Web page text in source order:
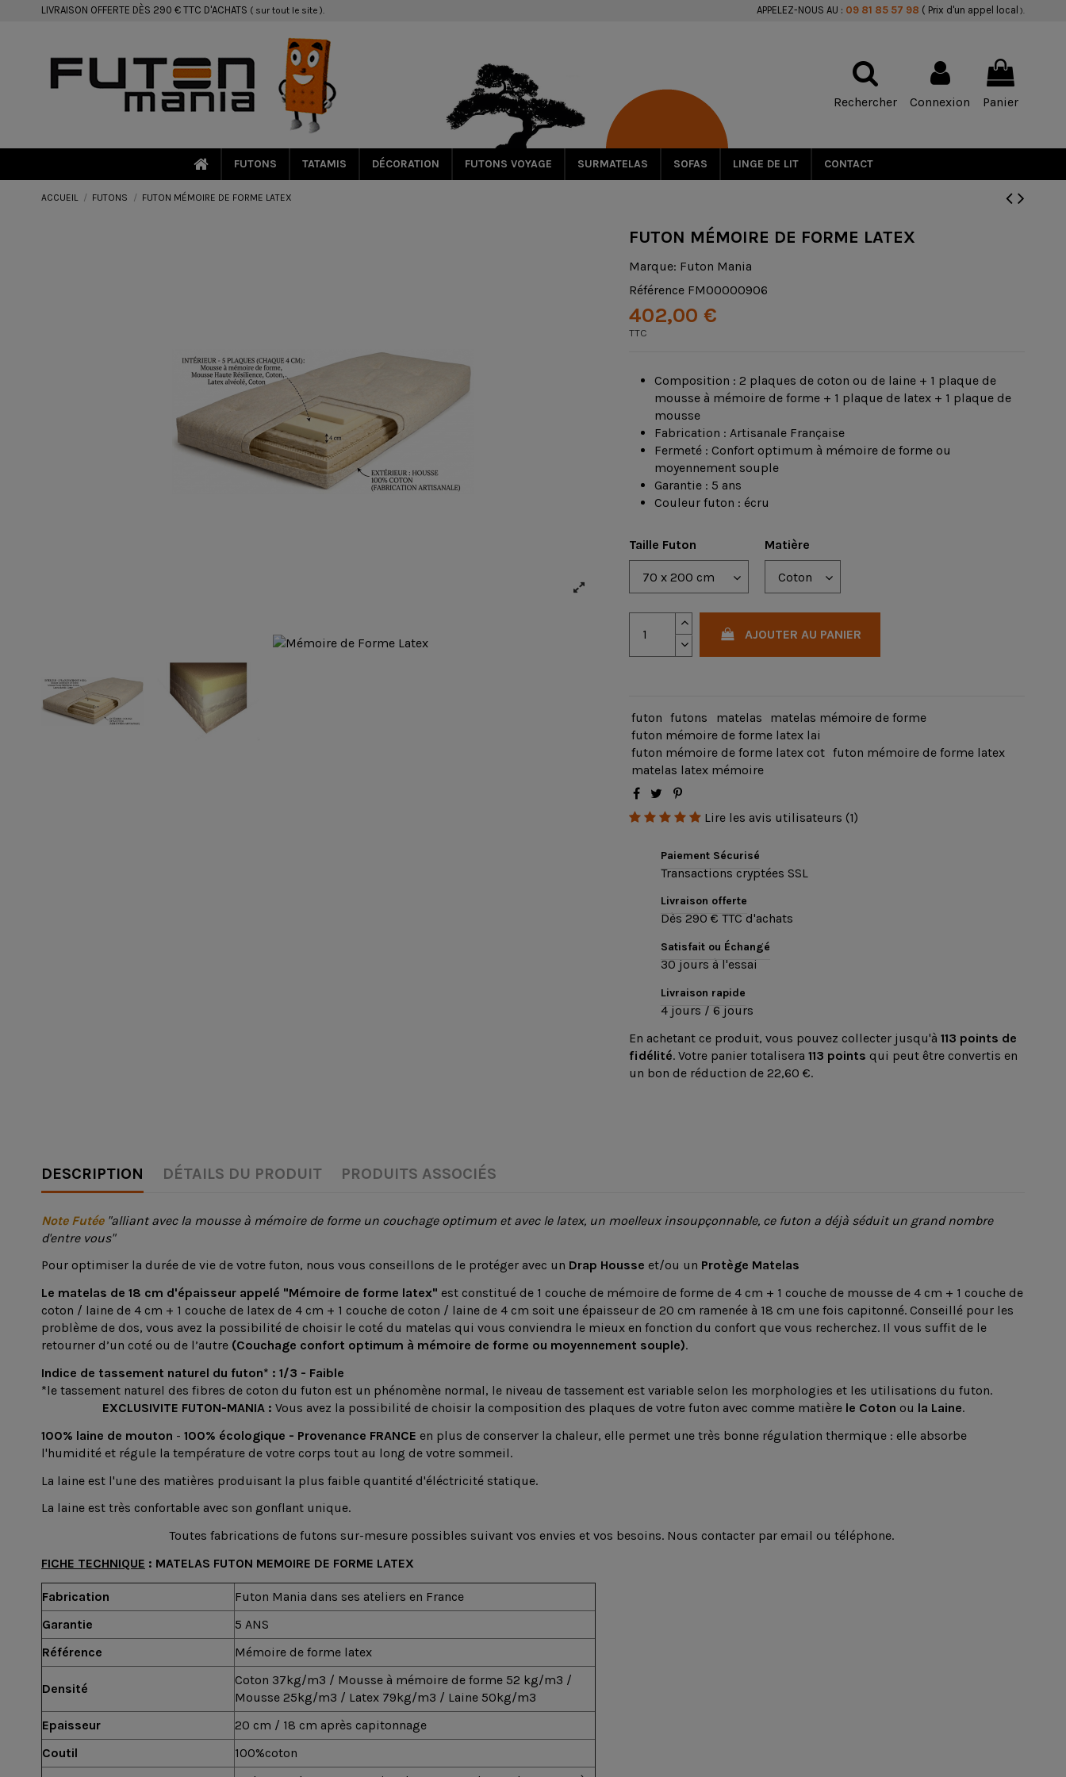
LIVRAISON OFFERTE DÈS 290 € TTC D'ACHATS ( sur tout le site ). APPELEZ-NOUS AU : 09 81 85 57 98 ( Prix d'un appel local ).
Rechercher Connexion Panier
FUTONS TATAMIS DÉCORATION FUTONS VOYAGE SURMATELAS SOFAS LINGE DE LIT CONTACT
ACCUEIL FUTONS FUTON MÉMOIRE DE FORME LATEX
FUTON MÉMOIRE DE FORME LATEX
Marque: Futon Mania
Référence FM00000906
402,00 €
TTC
Composition : 2 plaques de coton ou de laine + 1 plaque de
mousse à mémoire de forme + 1 plaque de latex + 1 plaque de
mousse
Fabrication : Artisanale Française
Fermeté : Confort optimum à mémoire de forme ou
moyennement souple
Garantie : 5 ans
Couleur futon : écru
Taille Futon Matière
AJOUTER AU PANIER
futon futons matelas
matelas mémoire de forme
futon mémoire de forme latex lai
futon mémoire de forme latex cot futon mémoire de forme latex
matelas latex mémoire
Lire les avis utilisateurs (1)
Paiement Sécurisé
Transactions cryptées SSL
Livraison offerte
Dès 290 € TTC d'achats
Satisfait ou Échangé
30 jours à l'essai
Livraison rapide
4 jours / 6 jours
En achetant ce produit, vous pouvez collecter jusqu'à 113 points de
fidélité. Votre panier totalisera 113 points qui peut être convertis en
un bon de réduction de 22,60 €.
DESCRIPTION DÉTAILS DU PRODUIT PRODUITS ASSOCIÉS
Note Futée "alliant avec la mousse à mémoire de forme un couchage optimum et avec le latex, un moelleux insoupçonnable, ce futon a déjà séduit un grand nombre
d'entre vous"
Pour optimiser la durée de vie de votre futon, nous vous conseillons de le protéger avec un Drap Housse et/ou un Protège Matelas
Le matelas de 18 cm d'épaisseur appelé "Mémoire de forme latex" est constitué de 1 couche de mémoire de forme de 4 cm + 1 couche de mousse de 4 cm + 1 couche de
coton / laine de 4 cm + 1 couche de latex de 4 cm + 1 couche de coton / laine de 4 cm soit une épaisseur de 20 cm ramenée à 18 cm une fois capitonné. Conseillé pour les
problème de dos, vous avez la possibilité de choisir le coté du matelas qui vous conviendra le mieux en fonction du confort que vous recherchez. Il vous suffit de le
retourner d’un coté ou de l’autre (Couchage confort optimum à mémoire de forme ou moyennement souple).
Indice de tassement naturel du futon* : 1/3 - Faible
*le tassement naturel des fibres de coton du futon est un phénomène normal, le niveau de tassement est variable selon les morphologies et les utilisations du futon.
EXCLUSIVITE FUTON-MANIA : Vous avez la possibilité de choisir la composition des plaques de votre futon avec comme matière le Coton ou la Laine.
100% laine de mouton - 100% écologique - Provenance FRANCE en plus de conserver la chaleur, elle permet une très bonne régulation thermique : elle absorbe
l'humidité et régule la température de votre corps tout au long de votre sommeil.
La laine est l'une des matières produisant la plus faible quantité d'éléctricité statique.
La laine est très confortable avec son gonflant unique.
Toutes fabrications de futons sur-mesure possibles suivant vos envies et vos besoins. Nous contacter par email ou téléphone.
FICHE TECHNIQUE : MATELAS FUTON MEMOIRE DE FORME LATEX
Fabrication
Futon Mania dans ses ateliers en France
Garantie
5 ANS
Référence
Mémoire de forme latex
Densité
Coton 37kg/m3 / Mousse à mémoire de forme 52 kg/m3 /
Mousse 25kg/m3 / Latex 79kg/m3 / Laine 50kg/m3
Epaisseur
20 cm / 18 cm après capitonnage
Coutil
100%coton